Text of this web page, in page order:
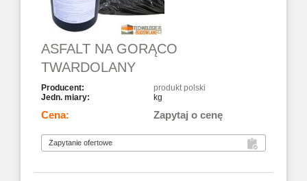
ASFALT NA GORĄCO
TWARDOLANY
produkt polski
kg
Zapytaj o cenę